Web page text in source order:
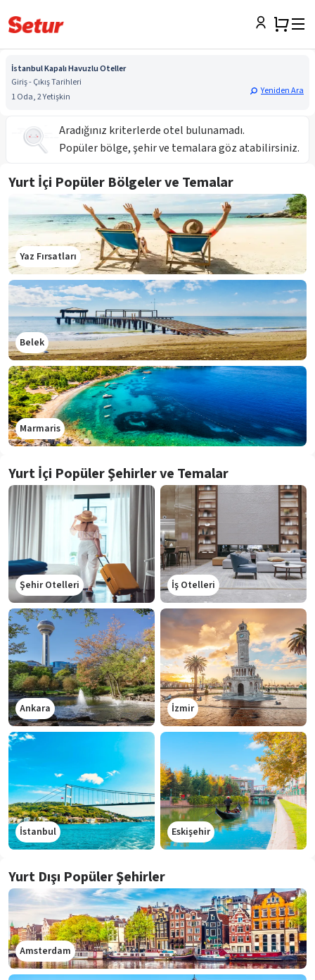
İstanbul Kapalı Havuzlu Oteller
Giriş - Çıkış Tarihleri
1 Oda, 2 Yetişkin
Yeniden Ara
Aradığınız kriterlerde otel bulunamadı.
Popüler bölge, şehir ve temalara göz atabilirsiniz.
Yurt İçi Popüler Bölgeler ve Temalar
Yaz Fırsatları
Belek
Marmaris
Yurt İçi Popüler Şehirler ve Temalar
Şehir Otelleri İş Otelleri
Ankara İzmir
İstanbul Eskişehir
Yurt Dışı Popüler Şehirler
Amsterdam